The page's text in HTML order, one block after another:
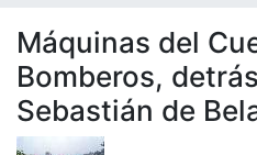
Máquinas del
Bomberos,
Sebastián de